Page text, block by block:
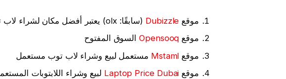
موقع Dubizzle (سابقًا: olx) يعتبر أفضل مكان لشراء لاب توب مستعمل
موقع Opensooqالسوق المفتوح
موقع Mstaml مستعمل لبيع وشراء لاب توب مستعمل
موقع Laptop Price Dubai لبيع وشراء اللابتوبات